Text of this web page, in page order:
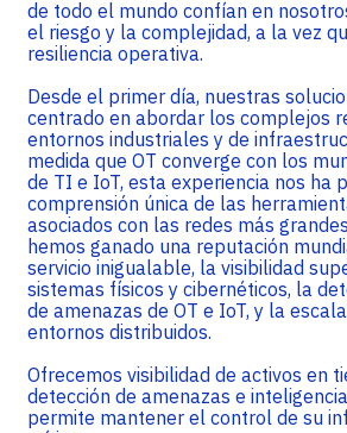
de todo el mundo confían en
el riesgo y la complejidad, a la vez
resiliencia operativa.
Desde el primer día, nuestras
centrado en abordar los complejos
entornos industriales y de
medida que OT converge con los
de TI e IoT, esta experiencia nos ha
comprensión única de las
asociados con las redes más
hemos ganado una reputación
servicio inigualable, la visibilidad
sistemas físicos y cibernéticos, la
de amenazas de OT e IoT, y la
entornos distribuidos.
Ofrecemos visibilidad de activos en
detección de amenazas e
permite mantener el control de su